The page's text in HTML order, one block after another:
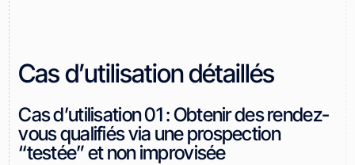
Cas d’utilisation détaillés
Cas d’utilisation 01 : Obtenir des rendez-
vous qualifiés via une prospection
“testée” et non improvisée